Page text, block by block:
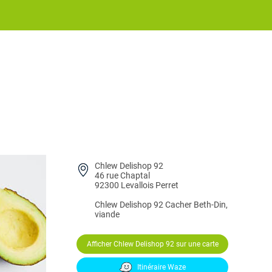
Chlew Delishop 92
46 rue Chaptal
92300 Levallois Perret
Chlew Delishop 92 Cacher Beth-Din,
viande
Afficher Chlew Delishop 92 sur une carte
Itinéraire Waze